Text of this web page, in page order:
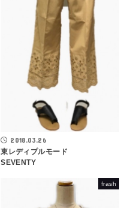
2018.03.26
東レディプルモード
SEVENTY
frash